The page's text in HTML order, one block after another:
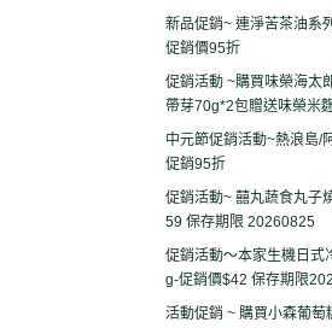
新品促銷~ 連淨苦茶油系
促銷價95折
促銷活動 ~購買味榮海太
帶芽70g*2包贈送味榮米
中元節促銷活動~熱浪島/
促銷95折
促銷活動~ 囍丸蔬食丸子
59 保存期限 20260825
促銷活動～本家生機日式
g-促銷價$42 保存期限
活動促銷 ~ 購買小森葡萄